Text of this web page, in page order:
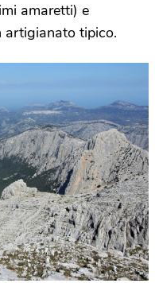
amaretti) e
artigianato tipico.